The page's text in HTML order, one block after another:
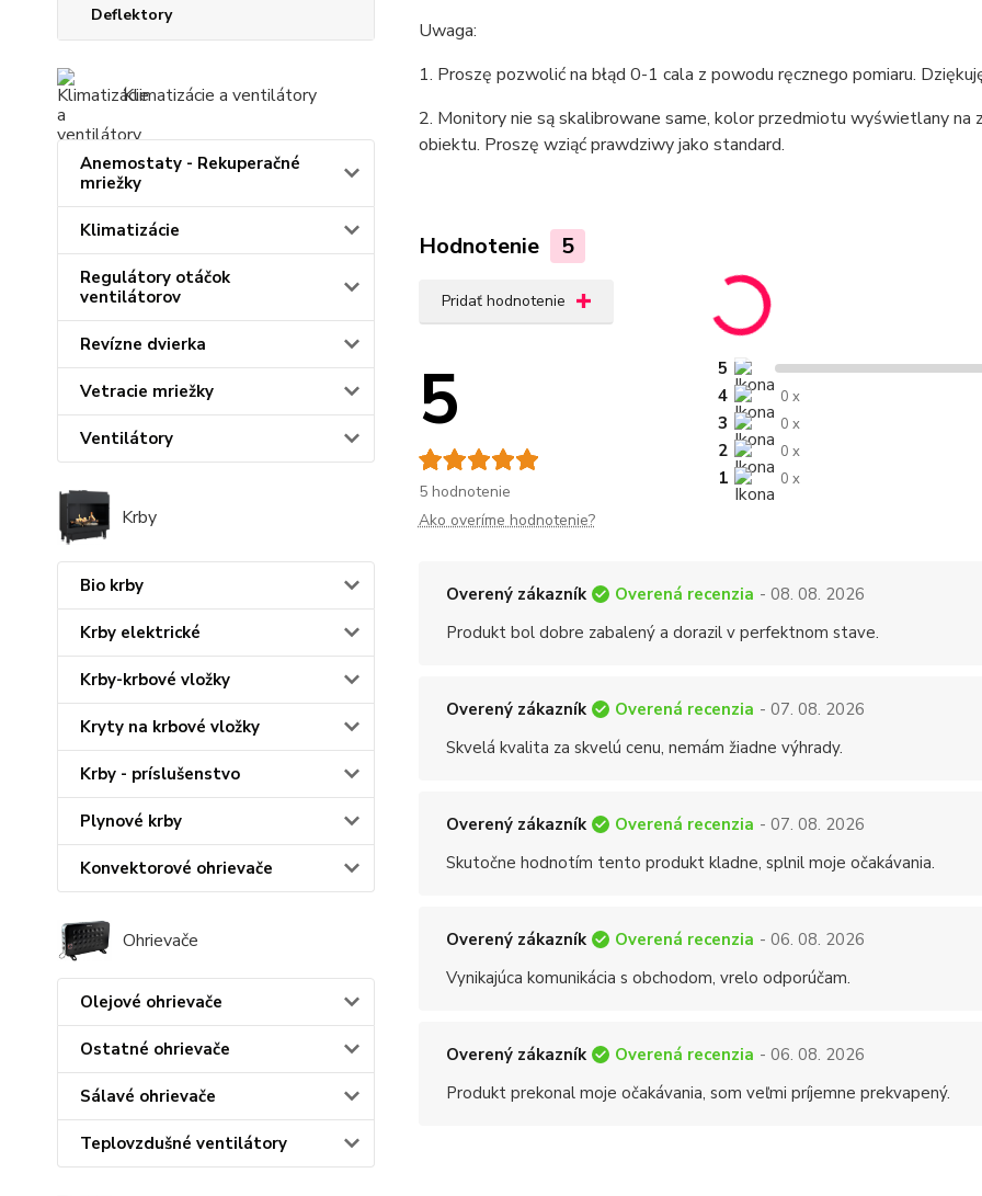
Deflektory
Klimatizácie a ventilátory
Anemostaty - Rekuperačné
mriežky
Klimatizácie
Regulátory otáčok
ventilátorov
Revízne dvierka
Vetracie mriežky
Ventilátory
Krby
Bio krby
Krby elektrické
Krby-krbové vložky
Kryty na krbové vložky
Krby - príslušenstvo
Plynové krby
Konvektorové ohrievače
Ohrievače
Olejové ohrievače
Ostatné ohrievače
Sálavé ohrievače
Teplovzdušné ventilátory
Uwaga:
1. Proszę pozwolić na błąd 0-1 cala z powodu ręcznego pomiaru.
2. Monitory nie są skalibrowane same, kolor przedmiotu wyświetlany na
obiektu. Proszę wziąć prawdziwy jako standard.
Hodnotenie 5
Pridať hodnotenie
5
5 hodnotenie
5
4
0 x
3 0 x
2 0 x
1 0 x
Ako overíme hodnotenie?
Overený zákazník Overená recenzia - 08. 08. 2026
Produkt bol dobre zabalený a dorazil v perfektnom stave.
Overený zákazník Overená recenzia - 07. 08. 2026
Skvelá kvalita za skvelú cenu, nemám žiadne výhrady.
Overený zákazník Overená recenzia - 07. 08. 2026
Skutočne hodnotím tento produkt kladne, splnil moje očakávania.
Overený zákazník Overená recenzia - 06. 08. 2026
Vynikajúca komunikácia s obchodom, vrelo odporúčam.
Overený zákazník Overená recenzia - 06. 08. 2026
Produkt prekonal moje očakávania, som veľmi príjemne prekvapený.